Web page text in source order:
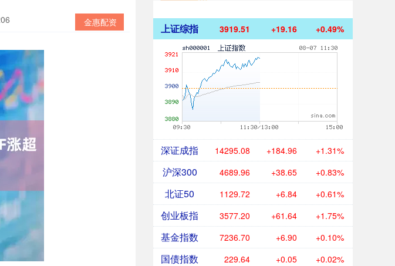
金惠配资 上证综指 3919.51 +19.16 +0.49%
深证成指 14295.08 +184.96 +1.31%
沪深300 4689.96 +38.65 +0.83%
北证50 1129.72 +6.84 +0.61%
创业板指 3577.20 +61.64 +1.75%
基金指数 7236.70 +6.90 +0.10%
国债指数 229.64 +0.05 +0.02%